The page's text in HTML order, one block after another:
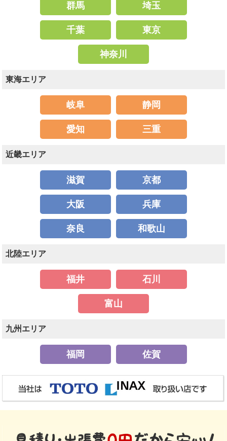
群馬 埼玉
千葉 東京
神奈川
東海エリア
岐阜 静岡
愛知 三重
近畿エリア
滋賀 京都
大阪 兵庫
奈良 和歌山
北陸エリア
福井 石川
富山
九州エリア
福岡 佐賀